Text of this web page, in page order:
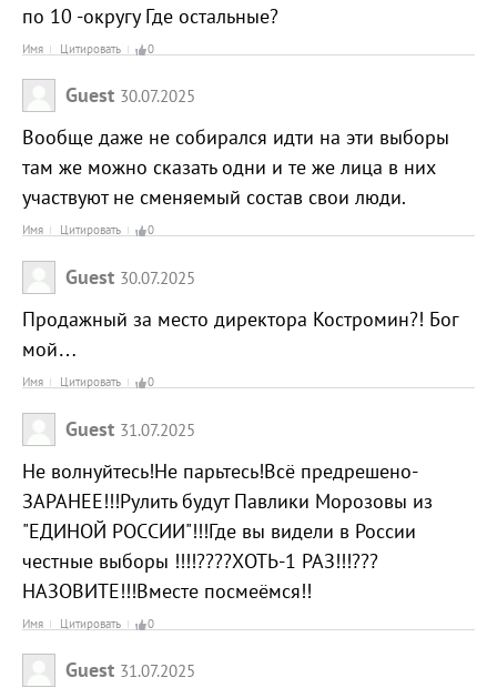
по 10 -округу Где остальные?
Имя Цитировать 0
Guest 30.07.2025
Вообще даже не собирался идти на эти выборы
там же можно сказать одни и те же лица в них
участвуют не сменяемый состав свои люди.
Имя Цитировать 0
Guest 30.07.2025
Продажный за место директора Костромин?! Бог
мой…
Имя Цитировать 0
Guest 31.07.2025
Не волнуйтесь!Не парьтесь!Всё предрешено-
ЗАРАНЕЕ!!!Рулить будут Павлики Морозовы из
"ЕДИНОЙ РОССИИ"!!!Где вы видели в России
честные выборы !!!!????ХОТЬ-1 РАЗ!!!???
НАЗОВИТЕ!!!Вместе посмеёмся!!
Имя Цитировать 0
Guest 31.07.2025